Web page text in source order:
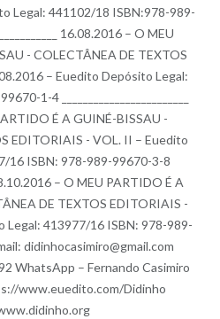
Legal: 441102/18 ISBN:978-989-
16.08.2016 – O MEU
- COLECTÂNEA DE TEXTOS
– Euedito Depósito Legal:
1-4 ________________________
É A GUINÉ-BISSAU -
EDITORIAIS - VOL. II – Euedito
16 ISBN: 978-989-99670-3-8
08.10.2016 – O MEU PARTIDO É A
DE TEXTOS EDITORIAIS -
Legal: 413977/16 ISBN: 978-989-
didinhocasimiro@gmail.com
WhatsApp – Fernando Casimiro
www.euedito.com/Didinho